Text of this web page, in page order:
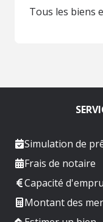
Tous les biens
Simulation de
Frais de notaire
Capacité
Montant des